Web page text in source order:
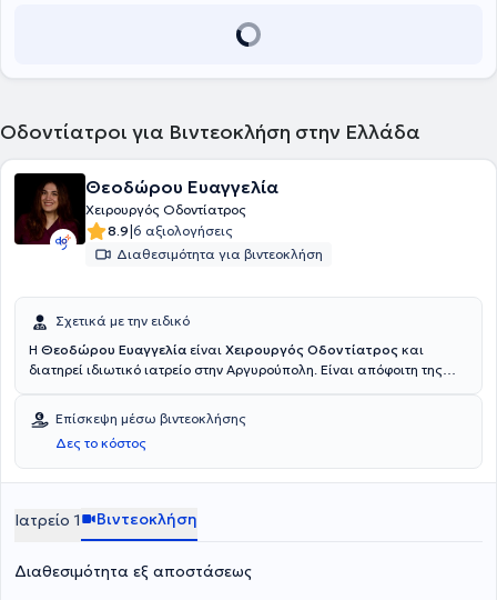
Οδοντίατροι για Βιντεοκλήση στην Ελλάδα
Θεοδώρου Ευαγγελία
Χειρουργός Οδοντίατρος
8.9|6 αξιολογήσεις
Διαθεσιμότητα για βιντεοκλήση
Σχετικά με την ειδικό
Η Θεοδώρου Ευαγγελία είναι Χειρουργός Οδοντίατρος και
διατηρεί ιδιωτικό ιατρείο στην Αργυρούπολη. Είναι απόφοιτη της
Πανεπιστημίου Αθηνών, καθώς και παρακολουθεί τις
μεταπτυχιακές της σπουδές στην Προχωρημένη Ενδοδοντία στο
Πανεπιστήμιο της Σιένα, στην Ιταλία. Η ιατρός προσφέρει
ολοκληρωμένες και σύγχρονες οδοντιατρικές υπηρεσίες, με έμφαση
ανώδυνη προσέγγιση θεραπείας. Το ιδιωτικό της ιατρείο είναι
πλήρως εξοπλισμένο, προσφέροντας εξατομικευμένη φροντίδα σε
και την έγκαιρη παρέμβαση. Παράλληλα, είναι πιστοποιημένη στην
Επίσκεψη μέσω βιντεοκλήσης
Δες το κόστος
Ιατρείο 1 Βιντεοκλήση
Διαθεσιμότητα εξ αποστάσεως